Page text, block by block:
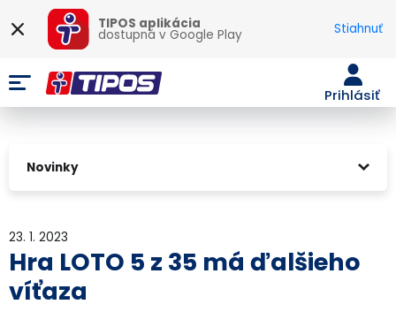
TIPOS aplikácia
dostupná vGoogle Play Stiahnuť
Prihlásiť
Novinky
23. 1. 2023
Hra LOTO 5 z 35 má ďalšieho
víťaza